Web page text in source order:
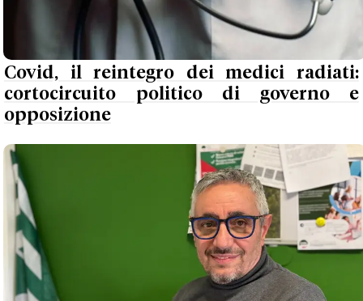
Covid, il reintegro dei medici radiati:
cortocircuito politico di governo e
opposizione